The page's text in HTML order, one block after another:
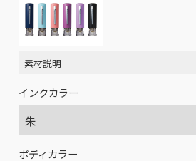
素材説明
インクカラー
ボディカラー